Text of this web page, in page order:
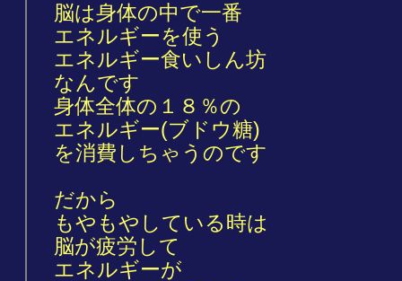
脳は身体の中で一番
エネルギーを使う
エネルギー食いしん坊
なんです
身体全体の１８％の
エネルギー(ブドウ糖)
を消費しちゃうのです
だから
もやもやしている時は
脳が疲労して
エネルギーが